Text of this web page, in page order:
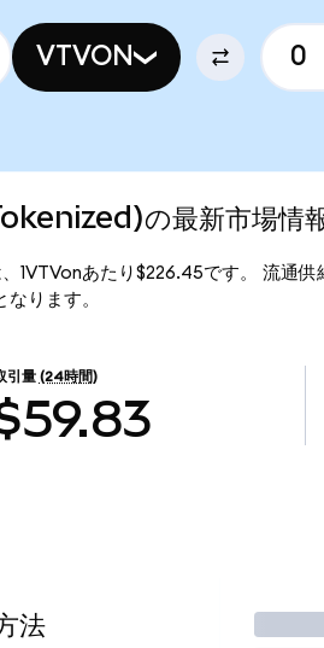
VTVON
の最新市場情
1VTVonあたり$226.45です。 流通
ります。
引量 (24時間)
法 取引